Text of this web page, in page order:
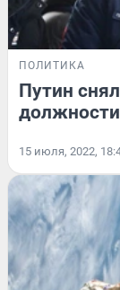
ПОЛИТИКА
Путин
15 июля, 2022,